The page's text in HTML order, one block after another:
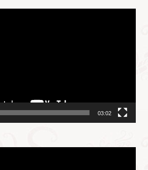
03:02